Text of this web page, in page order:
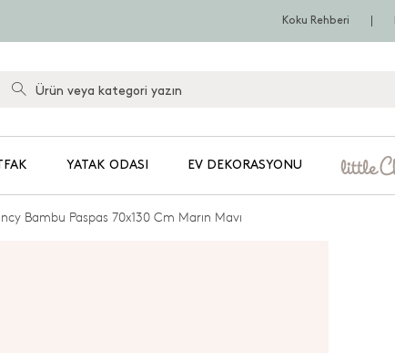
Koku Rehberi
YATAK ODASI EV DEKORASYONU
Bambu Paspas 70x130 Cm Marın Mavı